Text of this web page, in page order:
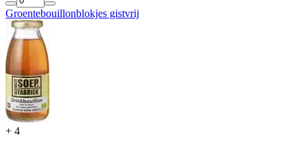
Groentebouillonblokjes gistvrij
+ 4